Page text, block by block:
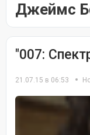
Джеймс
"007:
21.07.15 в 06:53